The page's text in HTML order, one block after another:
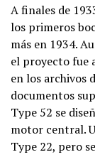
A finales de
los primeros
más en 1934.
el proyecto fue
en los archivos
documentos
Type 52 se
motor central.
Type 22, pero